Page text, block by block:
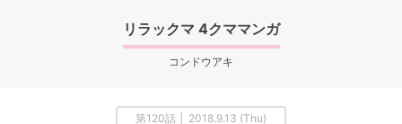
リラックマ 4クママンガ
コンドウアキ
第120話 │ 2018.9.13 (Thu)